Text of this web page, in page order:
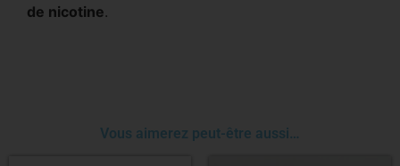
de nicotine.
Vous aimerez peut-être aussi…